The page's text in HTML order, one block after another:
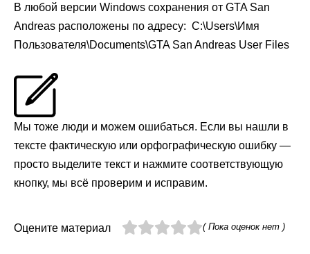
В любой версии Windows сохранения от GTA San
Andreas расположены по адресу: C:\Users\Имя
Пользователя\Documents\GTA San Andreas User Files
Мы тоже люди и можем ошибаться. Если вы нашли в
тексте фактическую или орфографическую ошибку —
просто выделите текст и нажмите соответствующую
кнопку, мы всё проверим и исправим.
Оцените материал ( Пока оценок нет )